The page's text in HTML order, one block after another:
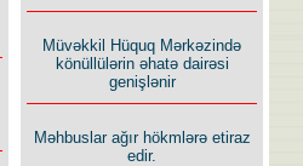
Müvəkkil Hüquq Mərkəzində
könüllülərin əhatə dairəsi
genişlənir
Məhbuslar ağır hökmlərə etiraz
edir.